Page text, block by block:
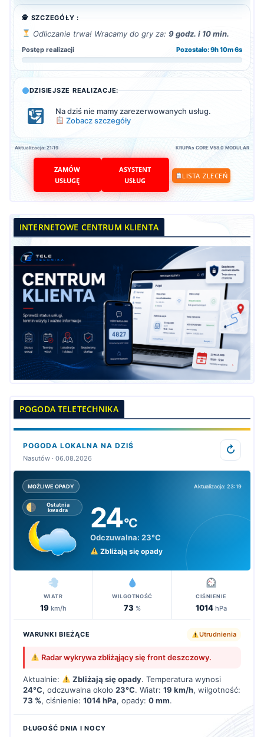
🕵️ SZCZEGÓŁY :
Odliczanie trwa! Wracamy do gry za: 9 godz. i 10 min.
Postęp realizacji Pozostało: 9h 10m 4s
DZISIEJSZE REALIZACJE:
Na dziś nie mamy zarezerwowanych usług.
Zobacz szczegóły
Aktualizacja: 21:19 KRUPAs CORE V58.0 MODULAR
ZAMÓW
USŁUGĘ
ASYSTENT
USŁUG
LISTA ZLECEŃ
INTERNETOWE CENTRUM KLIENTA
POGODA TELETECHNIKA
POGODA LOKALNA NA DZIŚ
Nasutów · 06.08.2026
↻
MOŻLIWE OPADY Aktualizacja: 23:19
Ostatnia
kwadra
24°C
Odczuwalna: 23°C
Zbliżają się opady
WIATR
19km/h
WILGOTNOŚĆ
73 %
CIŚNIENIE
1014 hPa
WARUNKI BIEŻĄCE Utrudnienia
Radar wykrywa zbliżąjący się front deszczowy.
Aktualnie: Zbliżają się opady. Temperatura wynosi
24°C, odczuwalna około 23°C. Wiatr: 19 km/h, wilgotność:
73 %, ciśnienie: 1014 hPa, opady: 0 mm.
DŁUGOŚĆ DNIA I NOCY